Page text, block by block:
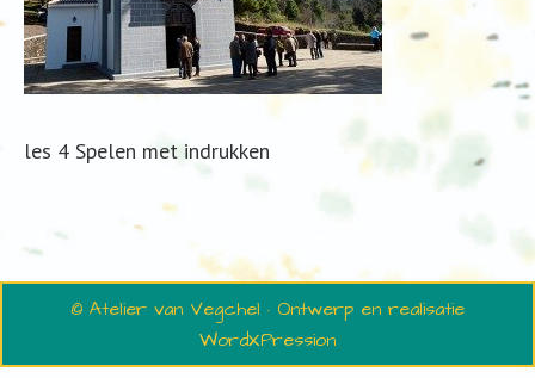
les 4 Spelen met indrukken
© Atelier van Vegchel · Ontwerp en realisatie
WordXPression